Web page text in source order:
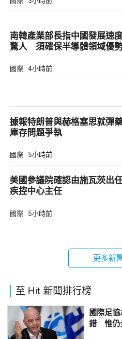
南韓產業部長指中國發展速
驚人 須確保半導體領域優
國際 4小時前
據報特朗普與赫格塞思就彈
庫存問題爭執
國際 5小時前
美國參議院確認由施瓦茨出
疾控中心主任
國際 5小時前
更多新
至 Hit 新聞排行榜
國際足
錯 惟仍